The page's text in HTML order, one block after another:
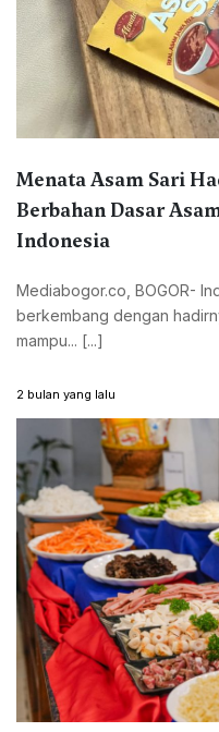
Menata Asam Sari
Berbahan Dasar
Indonesia
Mediabogor.co, BOGOR-
berkembang dengan
mampu... [...]
2 bulan yang lalu